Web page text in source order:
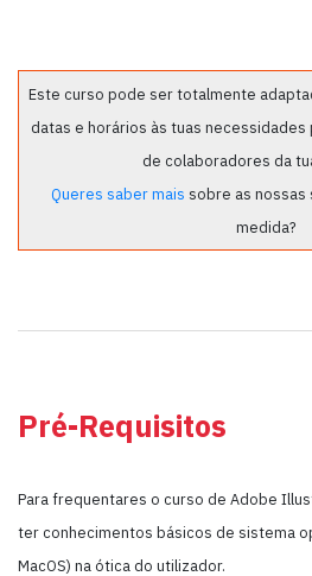
Este curso pode ser totalmente
datas e horários às tuas necessidades
de colaboradores da
Queres saber mais sobre as nossas
medida?
Pré-Requisitos
Para frequentares o curso de Adobe
ter conhecimentos básicos de sistema
MacOS) na ótica do utilizador.